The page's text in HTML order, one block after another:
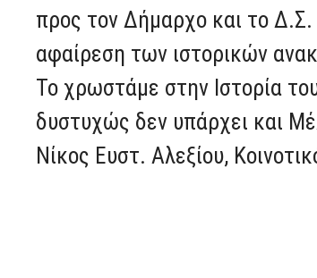
προς τον Δήμαρχο και το
αφαίρεση των ιστορικών
Το χρωστάμε στην Ιστορία
δυστυχώς δεν υπάρχει και
Νίκος Ευστ. Αλεξίου,